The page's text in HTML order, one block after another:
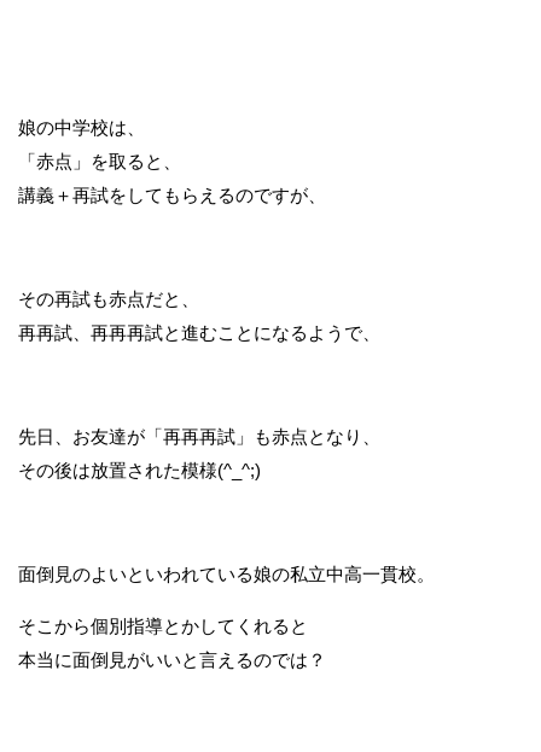
娘の中学校は、
「赤点」を取ると、
講義＋再試をしてもらえるのですが、
その再試も赤点だと、
再再試、再再再試と進むことになるようで、
先日、お友達が「再再再試」も赤点となり、
その後は放置された模様(^_^;)
面倒見のよいといわれている娘の私立中高一貫校。
そこから個別指導とかしてくれると
本当に面倒見がいいと言えるのでは？